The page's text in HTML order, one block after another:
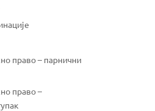
право – парнични
право –